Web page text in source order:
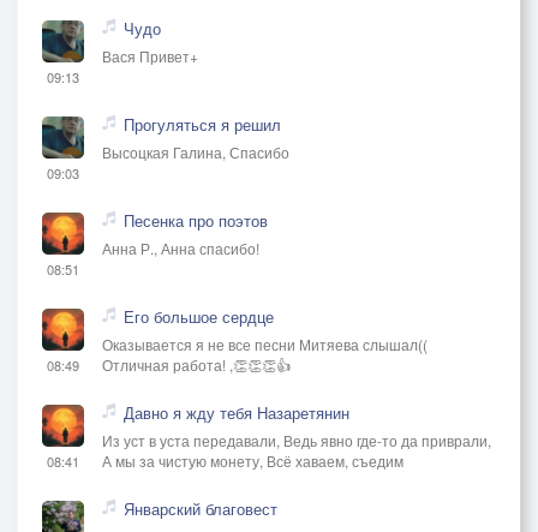
09:13
Чудо
Вася Привет+
09:03
Прогуляться я решил
Высоцкая Галина, Спасибо
08:51
Песенка про поэтов
Анна Р., Анна спасибо!
08:49
Его большое сердце
Оказывается я не все песни Митяева слышал((
Отличная работа! ,👏👏👏👍
08:41
Давно я жду тебя Назаретянин
Из уст в уста передавали, Ведь явно где-то да приврали,
А мы за чистую монету, Всё хаваем, съедим
Январский благовест